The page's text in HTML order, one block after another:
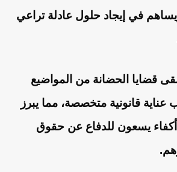
في إيجاد حلول عادلة تراعي
قضايا الحضانة من المواضيع
قانونية متخصصة، مما يبرز
يسعون للدفاع عن حقوق